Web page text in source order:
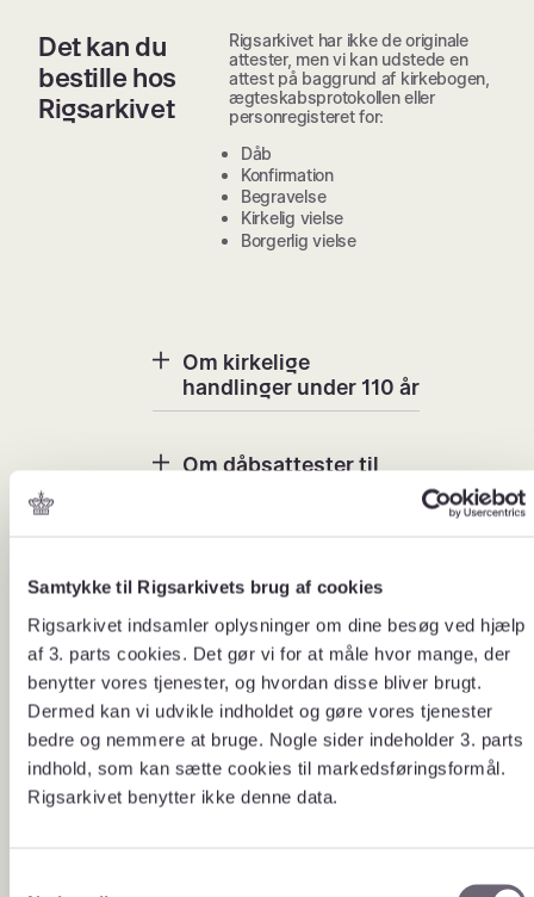
Samtykke til Rigsarkivets brug af cookies
Rigsarkivet indsamler oplysninger om dine besøg ved hjælp
af 3. parts cookies. Det gør vi for at måle hvor mange, der
benytter vores tjenester, og hvordan disse bliver brugt.
Dermed kan vi udvikle indholdet og gøre vores tjenester
bedre og nemmere at bruge. Nogle sider indeholder 3. parts
indhold, som kan sætte cookies til markedsføringsformål.
Rigsarkivet benytter ikke denne data.
Det kan du
bestille hos
Rigsarkivet
Rigsarkivet har ikke de originale
attester, men vi kan udstede en
attest på baggrund af kirkebogen,
ægteskabsprotokollen eller
personregisteret for:
Dåb
Konfirmation
Begravelse
Kirkelig vielse
Borgerlig vielse
Om kirkelige
handlinger under 110 år
Om dåbsattester til
Om attester og
udskrifter fra
Sønderjylland
Pris og
ekspedition
Attester til retslig brug, fx
navneændring, udstedes gratis.